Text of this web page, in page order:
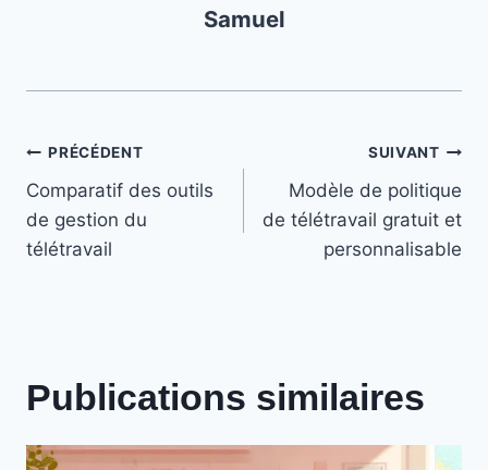
Samuel
Navigation
de
l’article
PRÉCÉDENT
Comparatif des outils
de gestion du
télétravail
SUIVANT
Modèle de politique
de télétravail gratuit et
personnalisable
Publications similaires